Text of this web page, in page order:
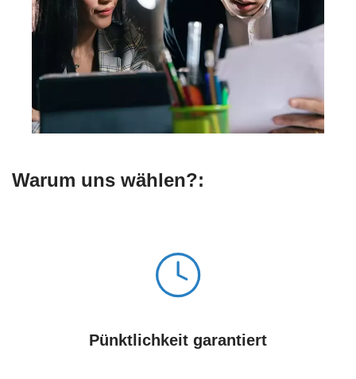
Warum uns wählen?:
Pünktlichkeit garantiert